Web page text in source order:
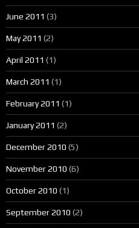
June 2011 (3)
May 2011 (2)
April 2011 (1)
March 2011 (1)
February 2011 (1)
January 2011 (2)
December 2010 (5)
November 2010 (6)
October 2010 (1)
September 2010 (2)